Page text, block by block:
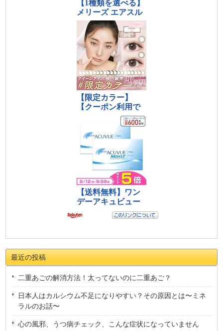
最近の投稿
二重あごの解消方法！太ってないのに二重あご？
日本人はカルシウム不足になりやすい？その原因とは〜ミネ
ラルのお話〜
心の風邪、うつ病チェック、こんな症状になっていません